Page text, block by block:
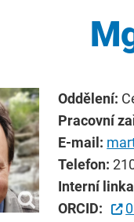
Oddělení:
Pracovní
E-mail:
Telefon:
Interní
ORCID: